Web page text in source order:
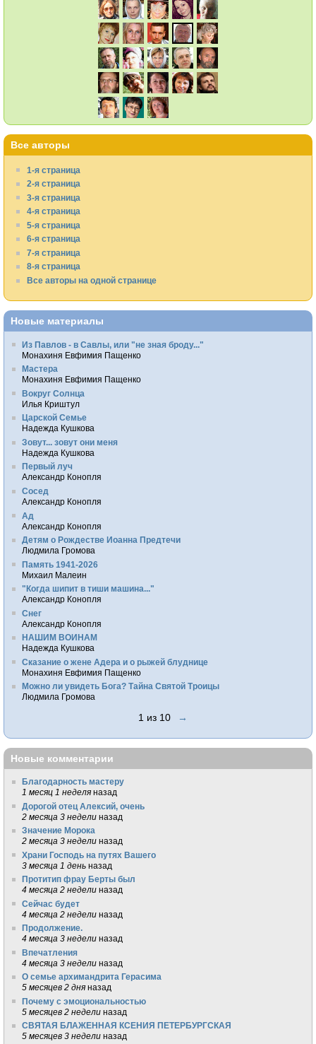
Все авторы
1-я страница
2-я страница
3-я страница
4-я страница
5-я страница
6-я страница
7-я страница
8-я страница
Все авторы на одной странице
Новые материалы
Из Павлов - в Савлы, или "не зная броду..."
Монахиня Евфимия Пащенко
Мастера
Монахиня Евфимия Пащенко
Вокруг Солнца
Илья Криштул
Царской Семье
Надежда Кушкова
Зовут... зовут они меня
Надежда Кушкова
Первый луч
Александр Конопля
Сосед
Александр Конопля
Ад
Александр Конопля
Детям о Рождестве Иоанна Предтечи
Людмила Громова
Память 1941-2026
Михаил Малеин
"Когда шипит в тиши машина..."
Александр Конопля
Снег
Александр Конопля
НАШИМ ВОИНАМ
Надежда Кушкова
Сказание о жене Адера и о рыжей блуднице
Монахиня Евфимия Пащенко
Можно ли увидеть Бога? Тайна Святой Троицы
Людмила Громова
1 из 10 →
Новые комментарии
Благодарность мастеру
1 месяц 1 неделя назад
Дорогой отец Алексий, очень
2 месяца 3 недели назад
Значение Морока
2 месяца 3 недели назад
Храни Господь на путях Вашего
3 месяца 1 день назад
Протитип фрау Берты был
4 месяца 2 недели назад
Сейчас будет
4 месяца 2 недели назад
Продолжение.
4 месяца 3 недели назад
Впечатления
4 месяца 3 недели назад
О семье архимандрита Герасима
5 месяцев 2 дня назад
Почему с эмоциональностью
5 месяцев 2 недели назад
СВЯТАЯ БЛАЖЕННАЯ КСЕНИЯ ПЕТЕРБУРГСКАЯ
5 месяцев 3 недели назад